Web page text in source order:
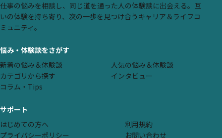
仕事の悩みを相談し、同じ道を通った人の体験談に出会える。互
いの体験を持ち寄り、次の一歩を見つけ合うキャリア＆ライフコ
ミュニティ。
悩み・体験談をさがす
新着の悩み＆体験談
人気の悩み＆体験談
カテゴリから探す
インタビュー
コラム・Tips
サポート
はじめての方へ
利用規約
プライバシーポリシー
お問い合わせ